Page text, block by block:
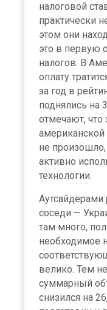
налоговой
практически
этом они
это в первую
налогов. В
оплату
за год в
поднялись на
отмечают,
не произошло,
активно
технологии.
Аутсайдерами
соседи —
там много,
необходимое
велико. Тем
суммарный
снизился на